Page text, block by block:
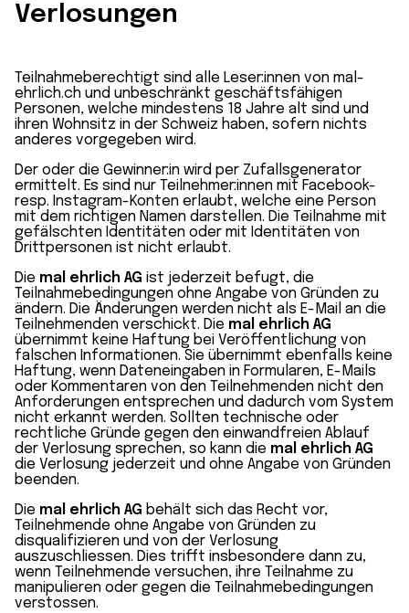
Verlosungen
Teilnahmeberechtigt sind alle Leser:innen von mal-
ehrlich.ch und unbeschränkt geschäftsfähigen
Personen, welche mindestens 18 Jahre alt sind und
ihren Wohnsitz in der Schweiz haben, sofern nichts
anderes vorgegeben wird.
Der oder die Gewinner:in wird per Zufallsgenerator
ermittelt. Es sind nur Teilnehmer:innen mit Facebook-
resp. Instagram-Konten erlaubt, welche eine Person
mit dem richtigen Namen darstellen. Die Teilnahme mit
gefälschten Identitäten oder mit Identitäten von
Drittpersonen ist nicht erlaubt.
Die mal ehrlich AG ist jederzeit befugt, die
Teilnahmebedingungen ohne Angabe von Gründen zu
ändern. Die Änderungen werden nicht als E-Mail an die
Teilnehmenden verschickt. Die mal ehrlich AG
übernimmt keine Haftung bei Veröffentlichung von
falschen Informationen. Sie übernimmt ebenfalls keine
Haftung, wenn Dateneingaben in Formularen, E-Mails
oder Kommentaren von den Teilnehmenden nicht den
Anforderungen entsprechen und dadurch vom System
nicht erkannt werden. Sollten technische oder
rechtliche Gründe gegen den einwandfreien Ablauf
der Verlosung sprechen, so kann die mal ehrlich AG
die Verlosung jederzeit und ohne Angabe von Gründen
beenden.
Die mal ehrlich AG behält sich das Recht vor,
Teilnehmende ohne Angabe von Gründen zu
disqualifizieren und von der Verlosung
auszuschliessen. Dies trifft insbesondere dann zu,
wenn Teilnehmende versuchen, ihre Teilnahme zu
manipulieren oder gegen die Teilnahmebedingungen
verstossen.